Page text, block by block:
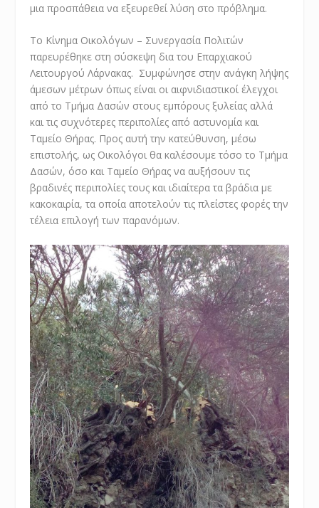
μια προσπάθεια να εξευρεθεί λύση στο πρόβλημα.
Το Κίνημα Οικολόγων – Συνεργασία Πολιτών
παρευρέθηκε στη σύσκεψη δια του Επαρχιακού
Λειτουργού Λάρνακας. Συμφώνησε στην ανάγκη λήψης
άμεσων μέτρων όπως είναι οι αιφνιδιαστικοί έλεγχοι
από το Τμήμα Δασών στους εμπόρους ξυλείας αλλά
και τις συχνότερες περιπολίες από αστυνομία και
Ταμείο Θήρας. Προς αυτή την κατεύθυνση, μέσω
επιστολής, ως Οικολόγοι θα καλέσουμε τόσο το Τμήμα
Δασών, όσο και Ταμείο Θήρας να αυξήσουν τις
βραδινές περιπολίες τους και ιδιαίτερα τα βράδια με
κακοκαιρία, τα οποία αποτελούν τις πλείστες φορές την
τέλεια επιλογή των παρανόμων.